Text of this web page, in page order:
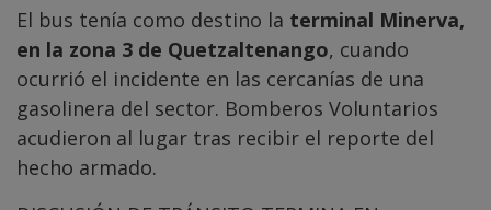
El bus tenía como destino la terminal Minerva,
en la zona 3 de Quetzaltenango, cuando
ocurrió el incidente en las cercanías de una
gasolinera del sector. Bomberos Voluntarios
acudieron al lugar tras recibir el reporte del
hecho armado.